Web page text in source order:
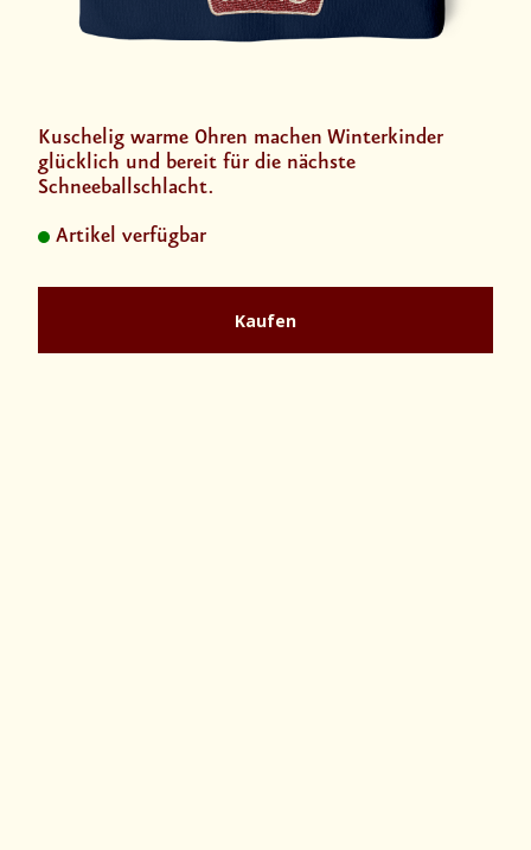
Kuschelig warme Ohren machen Winterkinder
glücklich und bereit für die nächste
Schneeballschlacht.
Artikel verfügbar
Kaufen